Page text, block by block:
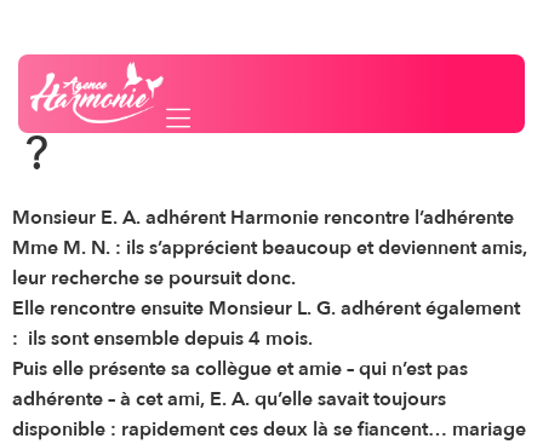
133 % de taux de
réussite … impossible
?
Monsieur E. A. adhérent Harmonie rencontre l’adhérente
Mme M. N. : ils s’apprécient beaucoup et deviennent amis,
leur recherche se poursuit donc.
Elle rencontre ensuite Monsieur L. G. adhérent également
: ils sont ensemble depuis 4 mois.
Puis elle présente sa collègue et amie – qui n’est pas
adhérente – à cet ami, E. A. qu’elle savait toujours
disponible : rapidement ces deux là se fiancent… mariage